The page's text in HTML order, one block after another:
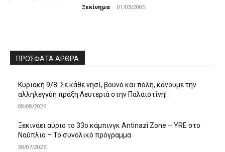
Ξεκίνημα - 01/03/2005
ΠΡΌΣΦΑΤΑ ΆΡΘΡΑ
Κυριακή 9/8: Σε κάθε νησί, βουνό και πόλη, κάνουμε την
αλληλεγγύη πράξη Λευτεριά στην Παλαιστίνη!
08/08/2026
Ξεκινάει αύριο το 33ο κάμπινγκ Antinazi Zone – YRE στο
Ναύπλιο – Το συνολικό πρόγραμμα
30/07/2026